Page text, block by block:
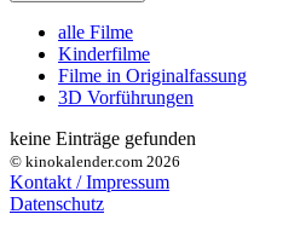
alle Filme
Kinderfilme
Filme in Originalfassung
3D Vorführungen
keine Einträge gefunden
© kinokalender.com 2026
Kontakt / Impressum
Datenschutz